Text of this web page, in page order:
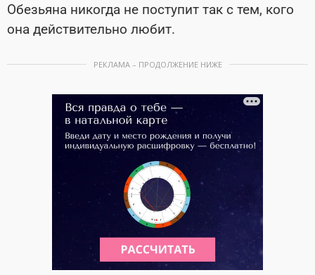
Обезьяна никогда не поступит так с тем, кого
она действительно любит.
РЕКЛАМА – ПРОДОЛЖЕНИЕ НИЖЕ